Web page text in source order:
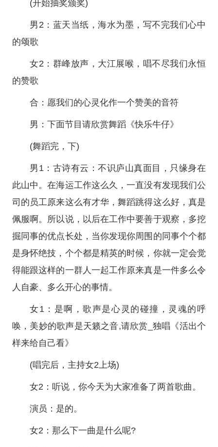
(开始抽奖颁奖)
男2：蓝天当纸，海水为墨，写不完我们心中
的颂歌
女2：群峰放声，大江展喉，唱不尽我们永恒
的赞歌
合：愿我们的心灵化作一个赞美的音符
男：下面节目请欣赏舞蹈《快乐牛仔》
(舞蹈完，下)
男1：古诗有云：不识庐山真面目，只缘身在
此山中。在海运工作这么久，一直没有发现我们公
司的员工原来这么有才华，舞蹈跳得这么好，真是
佩服啊。所以说，以后在工作中要善于观察，多挖
掘同事的优点长处，当你发现你周围的同事个个都
是身怀绝技，个个都是精英的时候，你就一定会觉
得能跟这样的一群人一起工作原来真是一件多么令
人自豪、多么开心的事情。
女1：是啊，歌声是心灵的碰撞，灵魂的呼
唤，美妙的歌声是天籁之音,请欣赏_独唱《活出个
样来给自己看》
(唱完后，主持女2上场)
女2：听说，你今天为大家准备了两首歌曲。
演员：是的。
女2：那么下一曲是什么呢?